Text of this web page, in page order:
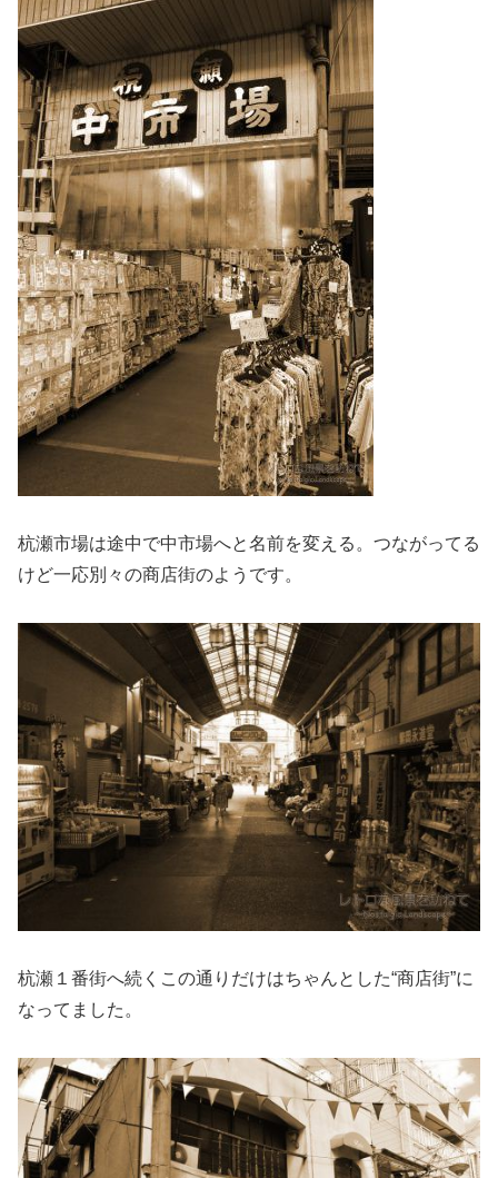
杭瀬市場は途中で中市場へと名前を変える。つながってる
けど一応別々の商店街のようです。
杭瀬１番街へ続くこの通りだけはちゃんとした“商店街”に
なってました。